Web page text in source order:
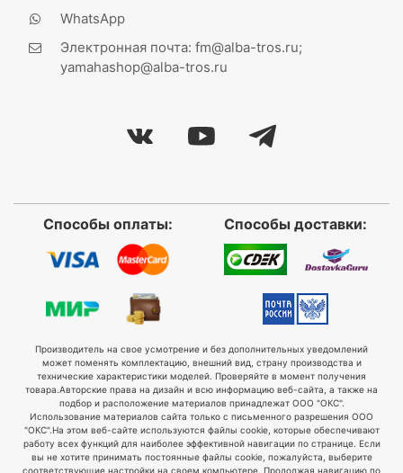
WhatsApp
Электронная почта: fm@alba-tros.ru;
yamahashop@alba-tros.ru
Способы оплаты: Способы доставки:
Производитель на свое усмотрение и без дополнительных уведомлений
может поменять комплектацию, внешний вид, страну производства и
технические характеристики моделей. Проверяйте в момент получения
товара. Авторские права на дизайн и всю информацию веб-сайта, а также на
подбор и расположение материалов принадлежат ООО "ОКС".
Использование материалов сайта только с письменного разрешения ООО
"ОКС". На этом веб-сайте используются файлы cookie, которые обеспечивают
работу всех функций для наиболее эффективной навигации по странице. Если
вы не хотите принимать постоянные файлы cookie, пожалуйста, выберите
соответствующие настройки на своем компьютере. Продолжая навигацию по